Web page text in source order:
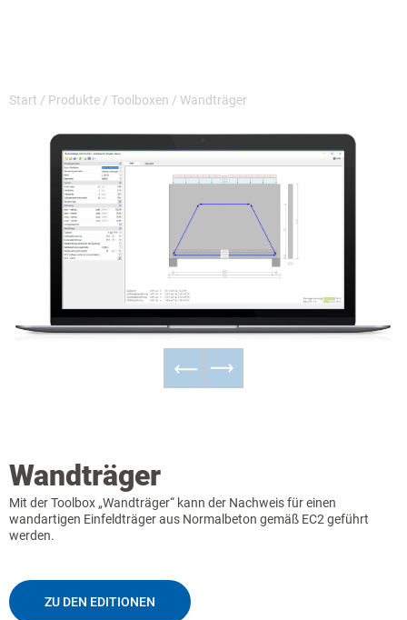
Start / Produkte / Toolboxen / Wandträger
Wandträger
Mit der Toolbox „Wandträger“ kann der Nachweis für einen
wandartigen Einfeldträger aus Normalbeton gemäß EC2 geführt
werden.
ZU DEN EDITIONEN